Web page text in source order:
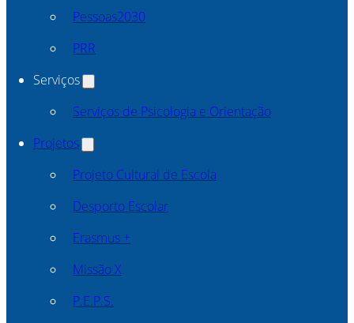
Pessoas2030
PRR
Serviços
Serviços de Psicologia e Orientação
Projetos
Projeto Cultural de Escola
Desporto Escolar
Erasmus +
Missão X
P.E.P.S.